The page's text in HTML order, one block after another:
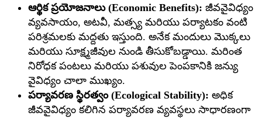
ఆర్థిక ప్రయోజనాలు (Economic Benefits): జీవవైవిధ్యం
వ్యవసాయం, అటవీ, మత్స్య మరియు పర్యాటకం వంటి
పరిశ్రమలకు మద్దతు ఇస్తుంది. అనేక మందులు మొక్కలు
మరియు సూక్ష్మజీవుల నుండి తీసుకోబడ్డాయి. మరింత
నిరోధక పంటలు మరియు పశువుల పెంపకానికి జన్యు
వైవిధ్యం చాలా ముఖ్యం.
పర్యావరణ స్థిరత్వం (Ecological Stability): అధిక
జీవవైవిధ్యం కలిగిన పర్యావరణ వ్యవస్థలు సాధారణంగా